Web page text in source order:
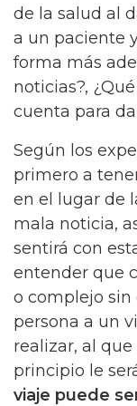
de la salud al
a un paciente
forma más
noticias?,
cuenta para
Según los
primero a
en el lugar de
mala noticia,
sentirá con
entender que
o complejo sin
persona a un
realizar, al
principio le
viaje puede